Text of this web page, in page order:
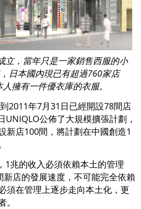
立，當年只是一家銷售西服的小
日本國內現已有超過760家店
擁有一件優衣庫的衣服。
2011年7月31日已經開設78間店
UNIQLO公佈了大規模擴張計劃，
新店100間，將計劃在中國創造1
1兆的收入必須依賴本土的管理
店的發展速度，不可能完全依賴
須在管理上逐步走向本土化，更